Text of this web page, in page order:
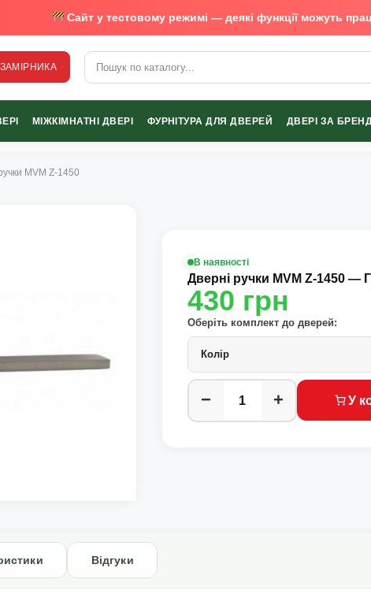
Сайт у тестовому режимі — деякі функції можуть
найкращих виробників
МІЖКІМНАТНІ ДВЕРІ ФУРНІТУРА ДЛЯ ДВЕРЕЙ ДВЕРІ ЗА
MVM Z-1450
В наявності
Дверні ручки MVM Z-1450 —
430 грн
Оберіть комплект до дверей:
Колір
− + У
Відгуки